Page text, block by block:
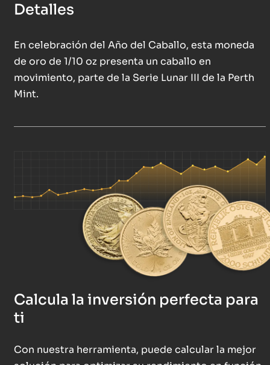
Detalles
En celebración del Año del Caballo, esta moneda
de oro de 1/10 oz presenta un caballo en
movimiento, parte de la Serie Lunar III de la Perth
Mint.
Calcula la inversión perfecta para
ti
Con nuestra herramienta, puede calcular la mejor